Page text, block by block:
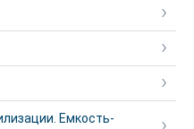
Емкость-